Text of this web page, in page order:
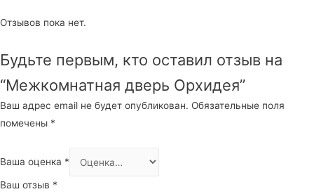
Отзывов пока нет.
Будьте первым, кто оставил отзыв на
“Межкомнатная дверь Орхидея”
Ваш адрес email не будет опубликован. Обязательные поля
помечены *
Ваша оценка *
Ваш отзыв *